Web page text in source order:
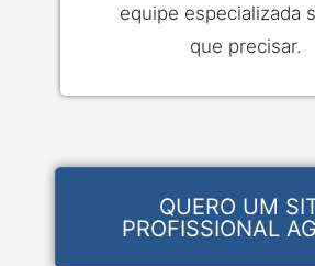
equipe especializada
que precisar.
QUERO UM
PROFISSIONAL